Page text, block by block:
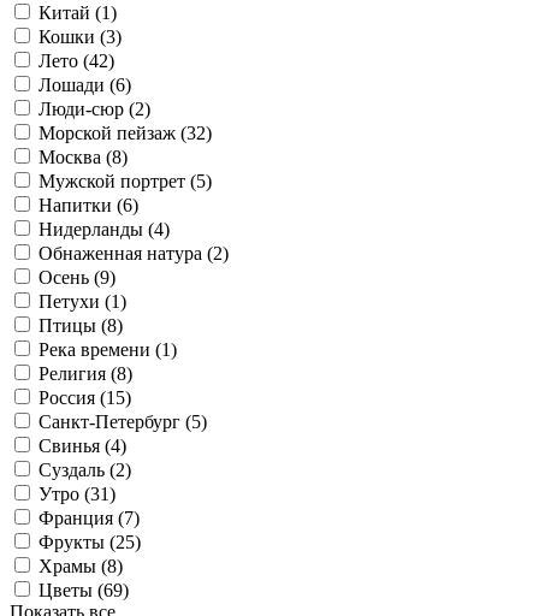
Китай (1)
Кошки (3)
Лето (42)
Лошади (6)
Люди-сюр (2)
Морской пейзаж (32)
Москва (8)
Мужской портрет (5)
Напитки (6)
Нидерланды (4)
Обнаженная натура (2)
Осень (9)
Петухи (1)
Птицы (8)
Река времени (1)
Религия (8)
Россия (15)
Санкт-Петербург (5)
Свинья (4)
Суздаль (2)
Утро (31)
Франция (7)
Фрукты (25)
Храмы (8)
Цветы (69)
Показать все